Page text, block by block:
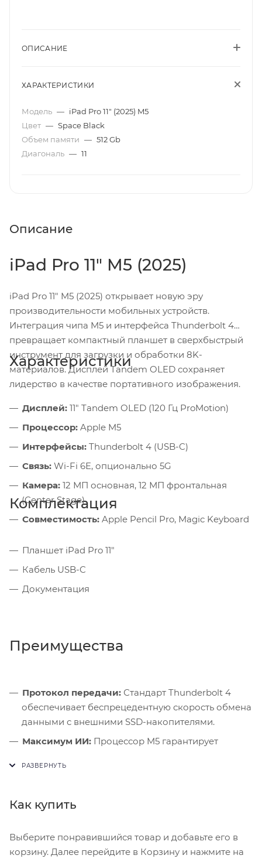
ОПИСАНИЕ
ХАРАКТЕРИСТИКИ
Модель — iPad Pro 11" (2025) M5
Цвет — Space Black
Объем памяти — 512 Gb
Диагональ — 11
Описание
iPad Pro 11" M5 (2025)
iPad Pro 11" M5 (2025) открывает новую эру
производительности мобильных устройств.
Интеграция чипа M5 и интерфейса Thunderbolt 4
превращает компактный планшет в сверхбыстрый
инструмент для загрузки и обработки 8K-
материалов. Дисплей Tandem OLED сохраняет
лидерство в качестве портативного изображения.
Характеристики
Дисплей: 11" Tandem OLED (120 Гц ProMotion)
Процессор: Apple M5
Интерфейсы: Thunderbolt 4 (USB-C)
Связь: Wi-Fi 6E, опционально 5G
Камера: 12 МП основная, 12 МП фронтальная
(Center Stage)
Совместимость: Apple Pencil Pro, Magic Keyboard
Комплектация
Планшет iPad Pro 11"
Кабель USB-C
Документация
Преимущества
Протокол передачи: Стандарт Thunderbolt 4
обеспечивает беспрецедентную скорость обмена
данными с внешними SSD-накопителями.
Максимум ИИ: Процессор M5 гарантирует
Apple Intelligence.
микрофоны студийного качества позволяют
оборудования.
Как купить
Выберите понравившийся товар и добавьте его в
корзину. Далее перейдите в Корзину и нажмите на